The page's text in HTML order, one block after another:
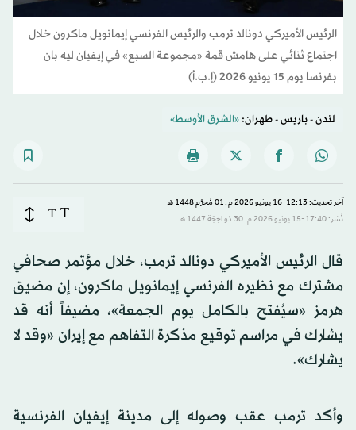
الرئيس الأميركي دونالد ترمب والرئيس الفرنسي إيمانويل ماكرون خلال
اجتماع ثنائي على هامش قمة «مجموعة السبع» في إيفيان ليه بان
بفرنسا يوم 15 يونيو 2026 (إ.ب.أ)
لندن - باريس - طهران:«الشرق الأوسط»
آخر تحديث: 12:13-16 يونيو 2026 م ـ 01 مُحرَّم 1448 هـ
نُشر: 17:40-15 يونيو 2026 م ـ 30 ذو الحِجّة 1447 هـ
T
T
قال الرئيس الأميركي دونالد ترمب، خلال مؤتمر صحافي
مشترك مع نظيره الفرنسي إيمانويل ماكرون، إن مضيق
هرمز «سيُفتح بالكامل يوم الجمعة»، مضيفاً أنه قد
يشارك في مراسم توقيع مذكرة التفاهم معإيران «وقد لا
يشارك».
وأكد ترمب عقب ‌وصوله إلى ‌مدينة إيفيان الفرنسية